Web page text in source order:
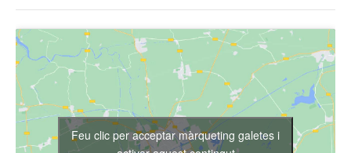
Feu clic per acceptar màrqueting galetes i